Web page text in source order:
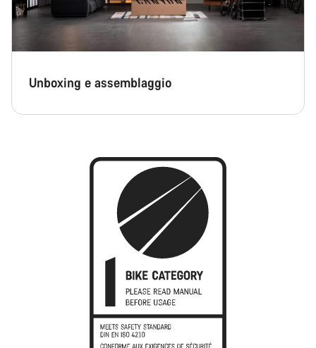
Unboxing e assemblaggio